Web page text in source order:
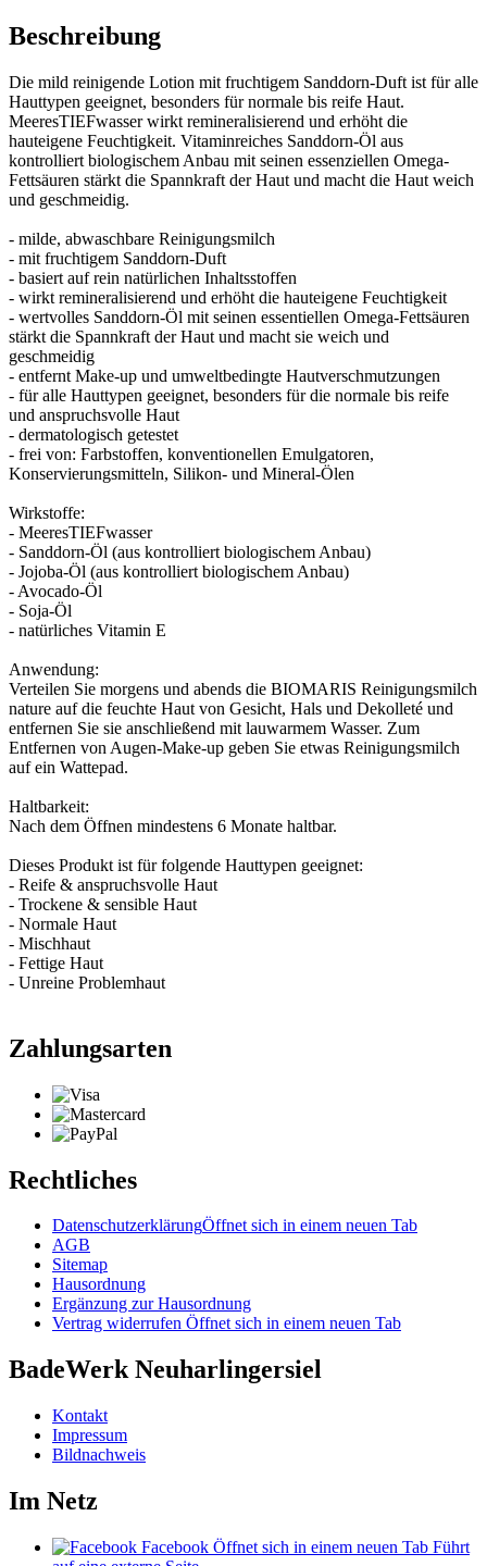
Beschreibung
Die mild reinigende Lotion mit fruchtigem Sanddorn-Duft ist für alle
Hauttypen geeignet, besonders für normale bis reife Haut.
MeeresTIEFwasser wirkt remineralisierend und erhöht die
hauteigene Feuchtigkeit. Vitaminreiches Sanddorn-Öl aus
kontrolliert biologischem Anbau mit seinen essenziellen Omega-
Fettsäuren stärkt die Spannkraft der Haut und macht die Haut weich
und geschmeidig.
- milde, abwaschbare Reinigungsmilch
- mit fruchtigem Sanddorn-Duft
- basiert auf rein natürlichen Inhaltsstoffen
- wirkt remineralisierend und erhöht die hauteigene Feuchtigkeit
- wertvolles Sanddorn-Öl mit seinen essentiellen Omega-Fettsäuren
stärkt die Spannkraft der Haut und macht sie weich und
geschmeidig
- entfernt Make-up und umweltbedingte Hautverschmutzungen
- für alle Hauttypen geeignet, besonders für die normale bis reife
und anspruchsvolle Haut
- dermatologisch getestet
- frei von: Farbstoffen, konventionellen Emulgatoren,
Konservierungsmitteln, Silikon- und Mineral-Ölen
Wirkstoffe:
- MeeresTIEFwasser
- Sanddorn-Öl (aus kontrolliert biologischem Anbau)
- Jojoba-Öl (aus kontrolliert biologischem Anbau)
- Avocado-Öl
- Soja-Öl
- natürliches Vitamin E
Anwendung:
Verteilen Sie morgens und abends die BIOMARIS Reinigungsmilch
nature auf die feuchte Haut von Gesicht, Hals und Dekolleté und
entfernen Sie sie anschließend mit lauwarmem Wasser. Zum
Entfernen von Augen-Make-up geben Sie etwas Reinigungsmilch
auf ein Wattepad.
Haltbarkeit:
Nach dem Öffnen mindestens 6 Monate haltbar.
Dieses Produkt ist für folgende Hauttypen geeignet:
- Reife & anspruchsvolle Haut
- Trockene & sensible Haut
- Normale Haut
- Mischhaut
- Fettige Haut
- Unreine Problemhaut
Zahlungsarten
Rechtliches
DatenschutzerklärungÖffnet sich in einem neuen Tab
AGB
Sitemap
Hausordnung
Ergänzung zur Hausordnung
Vertrag widerrufen Öffnet sich in einem neuen Tab
BadeWerk Neuharlingersiel
Kontakt
Impressum
Bildnachweis
Im Netz
Facebook Öffnet sich in einem neuen Tab Führt